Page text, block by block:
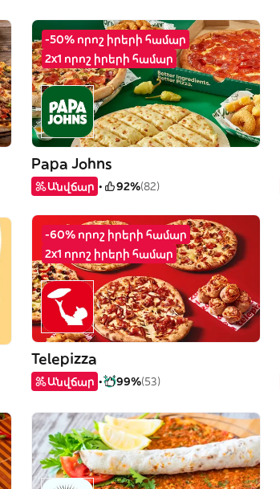
-50% որոշ իրերի համար
2x1 որոշ իրերի համար
Papa Johns
Անվճար 92%(82)
-60% որոշ իրերի համար
2x1 որոշ իրերի համար
Telepizza
Անվճար 99%(53)